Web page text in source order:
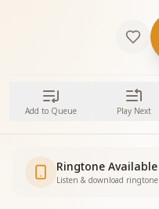
Add to Queue Play Next
Ringtone Available
Listen & download ringtone